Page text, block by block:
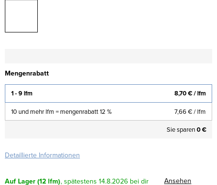
Mengenrabatt
1 - 9 lfm 8,70 €/ lfm
10 und mehr lfm = mengenrabatt 12 % 7,66 €/ lfm
Sie sparen0 €
Detaillierte Informationen
Auf Lager (12 lfm) 14.8.2026
Ansehen